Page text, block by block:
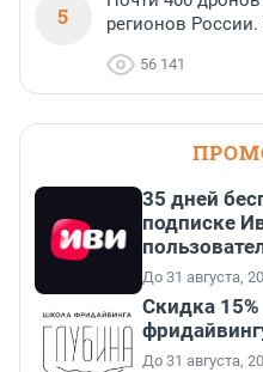
5
регионов
56 141
35 дней
подписке
До 31 августа,
Скидка
До 31 августа,